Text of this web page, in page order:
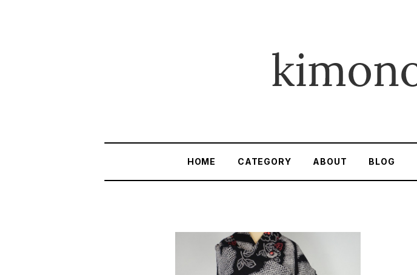
HOME CATEGORY ABOUT BLOG